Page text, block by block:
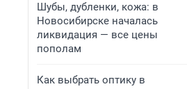
Шубы, дубленки, кожа: в
Новосибирске началась
ликвидация — все цены
пополам
Как выбрать оптику в